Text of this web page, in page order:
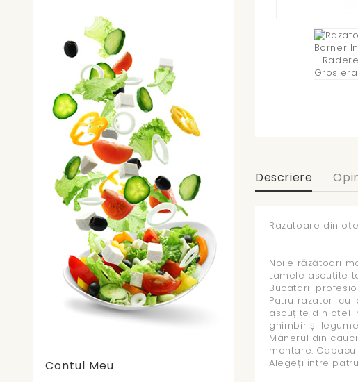
Contul Meu
Descriere
Razatoare din
Noile răzătoari
Lamele ascuțite
Bucatarii
Patru razatori cu
ascuțite din oțel
ghimbir și
Mânerul din
montare.
Alegeți între